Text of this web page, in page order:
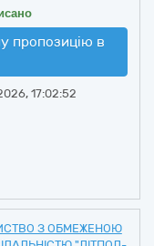
пропозицію в
17:02:52
З ОБМЕЖЕНОЮ